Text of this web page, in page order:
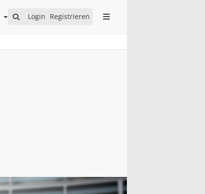
Login Registrieren
Open Internes Submenu